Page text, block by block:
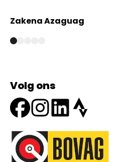
Zakena Azaguag
Volg ons
Onze partners